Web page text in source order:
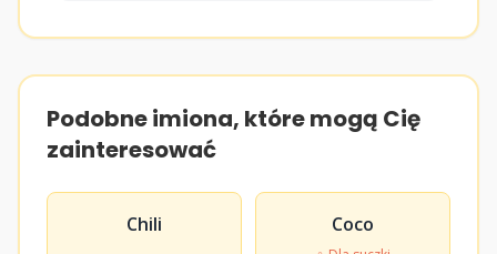
Podobne imiona, które mogą Cię
zainteresować
Chili Coco